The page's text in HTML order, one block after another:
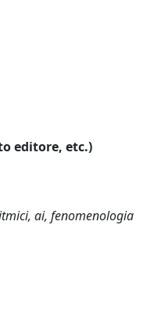
editore, etc.)
ai, fenomenologia